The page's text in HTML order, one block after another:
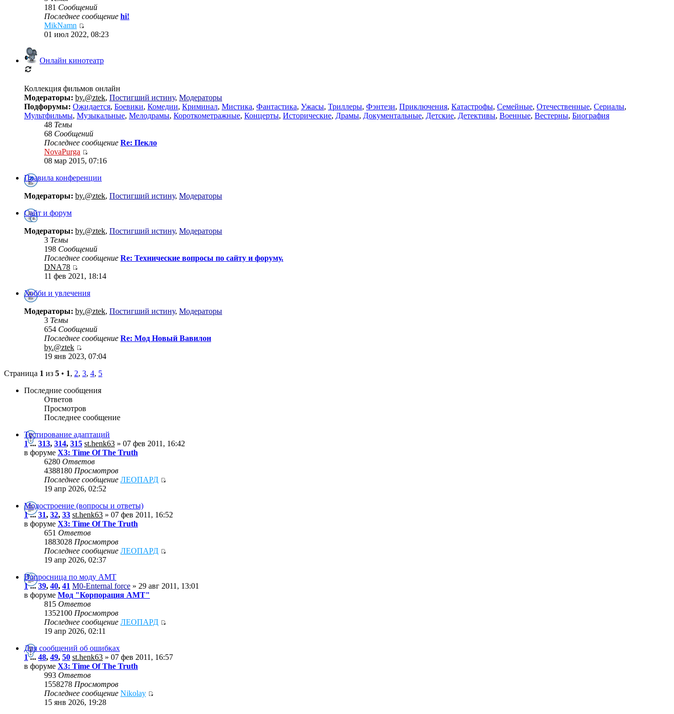
181 Сообщений
Последнее сообщение hi!
MikNamn
01 июл 2022, 08:23
Онлайн кинотеатр
Коллекция фильмов онлайн
Модераторы: by.@ztek, Постигший истину, Модераторы
Подфорумы: Ожидается, Боевики, Комедии, Криминал, Мистика, Фантастика, Ужасы, Триллеры, Фэнтези, Приключения, Катастрофы, Семейные, Отечественные, Сериалы,
Мультфильмы, Музыкальные, Мелодрамы, Короткометражные, Концерты, Исторические, Драмы, Документальные, Детские, Детективы, Военные, Вестерны, Биография
48 Темы
68 Сообщений
Последнее сообщение Re: Пекло
NovaPurga
08 мар 2015, 07:16
Правила конференции
Модераторы: by.@ztek, Постигший истину, Модераторы
Сайт и форум
Модераторы: by.@ztek, Постигший истину, Модераторы
3 Темы
198 Сообщений
Последнее сообщение Re: Технические вопросы по сайту и форуму.
DNA78
11 фев 2021, 18:14
Хобби и увлечения
Модераторы: by.@ztek, Постигший истину, Модераторы
3 Темы
654 Сообщений
Последнее сообщение Re: Мод Новый Вавилон
by.@ztek
19 янв 2023, 07:04
Страница 1 из 5 • 1, 2, 3, 4, 5
Последние сообщения
Ответов
Просмотров
Последнее сообщение
Тестирование адаптаций
1... 313, 314, 315 st.henk63 » 07 фев 2011, 16:42
в форуме X3: Time Of The Truth
6280 Ответов
4388180 Просмотров
Последнее сообщение ЛЕОПАРД
19 апр 2026, 02:52
Модостроение (вопросы и ответы)
1...31, 32, 33 st.henk63 » 07 фев 2011, 16:52
в форуме X3: Time Of The Truth
651 Ответов
1883028 Просмотров
Последнее сообщение ЛЕОПАРД
19 апр 2026, 02:37
Вопросница по моду АМТ
1...39, 40, 41 M0-Enternal force » 29 авг 2011, 13:01
в форуме Мод "Корпорация АМТ"
815 Ответов
1352100 Просмотров
Последнее сообщение ЛЕОПАРД
19 апр 2026, 02:11
Для сообщений об ошибках
1... 48, 49, 50 st.henk63 » 07 фев 2011, 16:57
в форуме X3: Time Of The Truth
993 Ответов
1558278 Просмотров
Последнее сообщение Nikolay
15 янв 2026, 19:28